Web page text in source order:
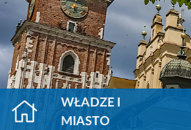
WŁADZE I
MIASTO